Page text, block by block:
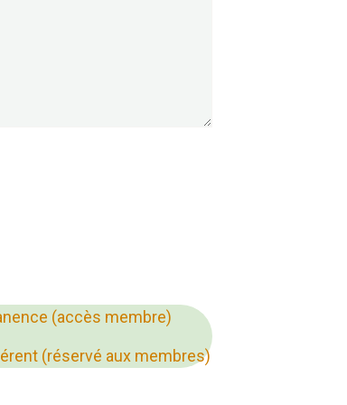
(accès membre)
(réservé aux membres)